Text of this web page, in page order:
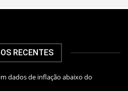
RECENTES
dados de inflação abaixo do